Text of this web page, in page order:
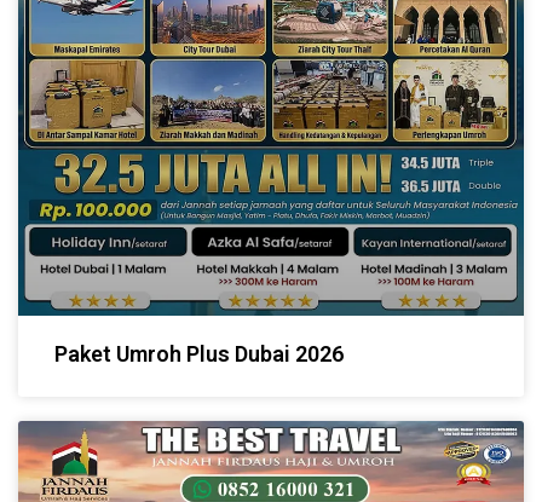
Paket Umroh Plus Dubai 2026